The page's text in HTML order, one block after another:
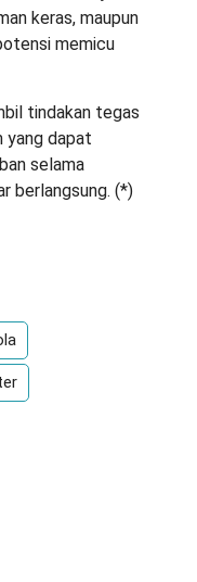
keras, maupun
memicu
tindakan tegas
yang dapat
selama
berlangsung. (*)